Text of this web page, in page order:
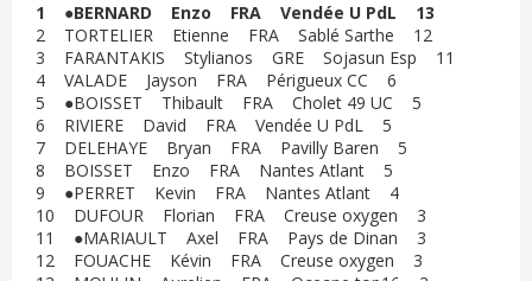
1 ●BERNARD Enzo FRA Vendée U PdL 13
2 TORTELIER Etienne FRA Sablé Sarthe 12
3 FARANTAKIS Stylianos GRE Sojasun Esp 11
4 VALADE Jayson FRA Périgueux CC 6
5 ●BOISSET Thibault FRA Cholet 49 UC 5
6 RIVIERE David FRA Vendée U PdL 5
7 DELEHAYE Bryan FRA Pavilly Baren 5
8 BOISSET Enzo FRA Nantes Atlant 5
9 ●PERRET Kevin FRA Nantes Atlant 4
10 DUFOUR Florian FRA Creuse oxygen 3
11 ●MARIAULT Axel FRA Pays de Dinan 3
12 FOUACHE Kévin FRA Creuse oxygen 3